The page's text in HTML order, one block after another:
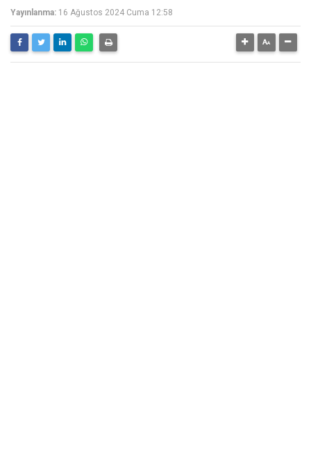
Yayınlanma: 16 Ağustos 2024 Cuma 12:58